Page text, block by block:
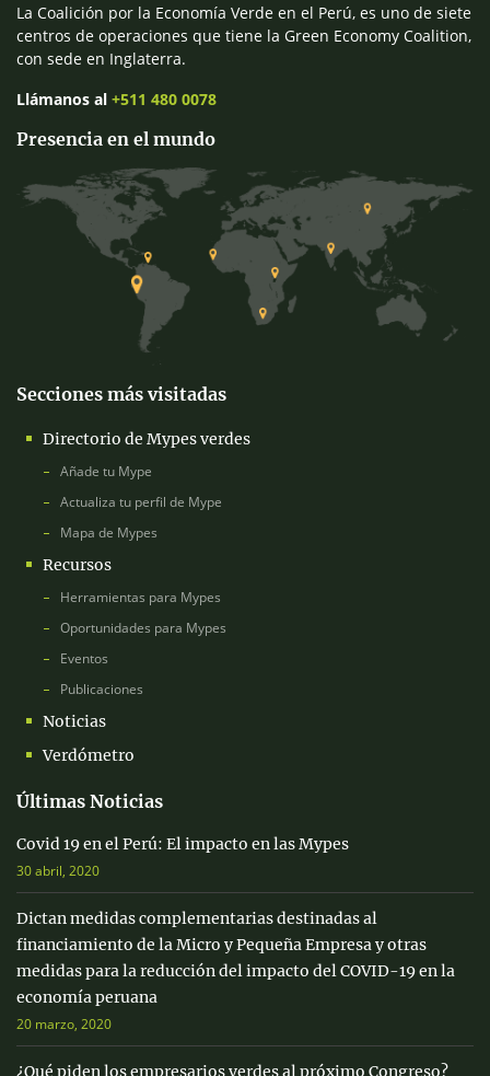
La Coalición por la Economía Verde en el Perú, es uno de siete
centros de operaciones que tiene la Green Economy Coalition,
con sede en Inglaterra.
Llámanos al +511 480 0078
Presencia en el mundo
Secciones más visitadas
Directorio de Mypes verdes
Añade tu Mype
Actualiza tu perfil de Mype
Mapa de Mypes
Recursos
Herramientas para Mypes
Oportunidades para Mypes
Eventos
Publicaciones
Noticias
Verdómetro
Últimas Noticias
Covid 19 en el Perú: El impacto en las Mypes
30 abril, 2020
Dictan medidas complementarias destinadas al
financiamiento de la Micro y Pequeña Empresa y otras
medidas para la reducción del impacto del COVID-19 en la
economía peruana
20 marzo, 2020
¿Qué piden los empresarios verdes al próximo Congreso?